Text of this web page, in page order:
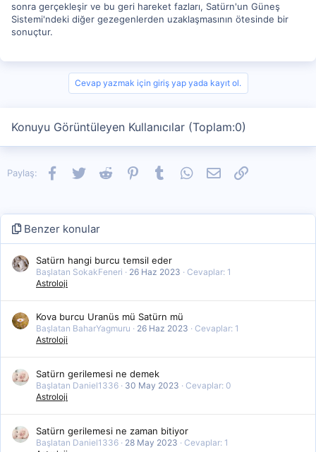
sonra gerçekleşir ve bu geri hareket fazları, Satürn'un Güneş
Sistemi'ndeki diğer gezegenlerden uzaklaşmasının ötesinde bir
sonuçtur.
Cevap yazmak için giriş yap yada kayıt ol.
Konuyu Görüntüleyen Kullanıcılar (Toplam:0)
Paylaş: Facebook
TwitterReddit PinterestTumblrWhatsApp
E-postaLink
Benzer konular
Satürn hangi burcu temsil eder
Başlatan SokakFeneri 26 Haz 2023
Cevaplar: 1
Astroloji
Kova burcu Uranüs mü Satürn mü
Başlatan BaharYagmuru 26 Haz 2023
Cevaplar: 1
Astroloji
Satürn gerilemesi ne demek
Başlatan Daniel1336 30 May 2023
Cevaplar: 0
Astroloji
Satürn gerilemesi ne zaman bitiyor
Başlatan Daniel1336 28 May 2023
Cevaplar: 1